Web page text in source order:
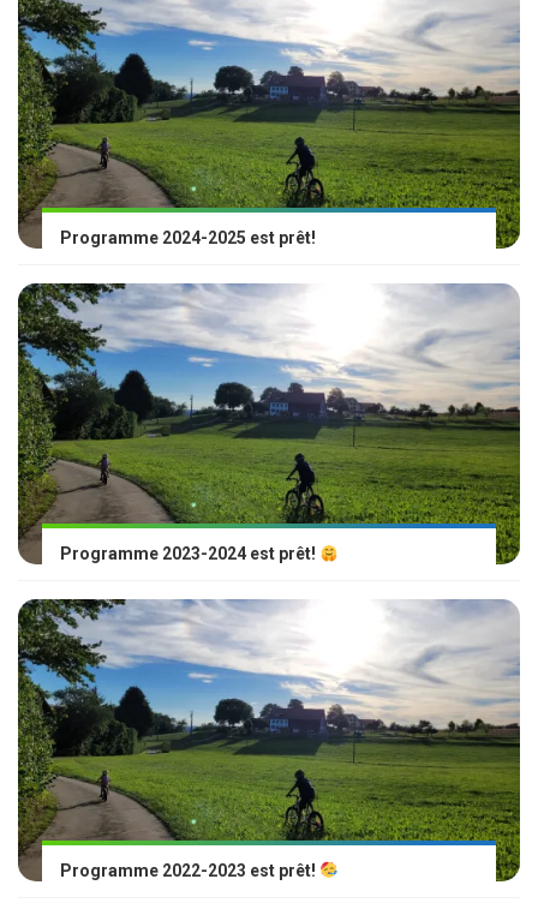
Programme 2024-2025 est prêt!
Programme 2023-2024 est prêt!
Programme 2022-2023 est prêt!